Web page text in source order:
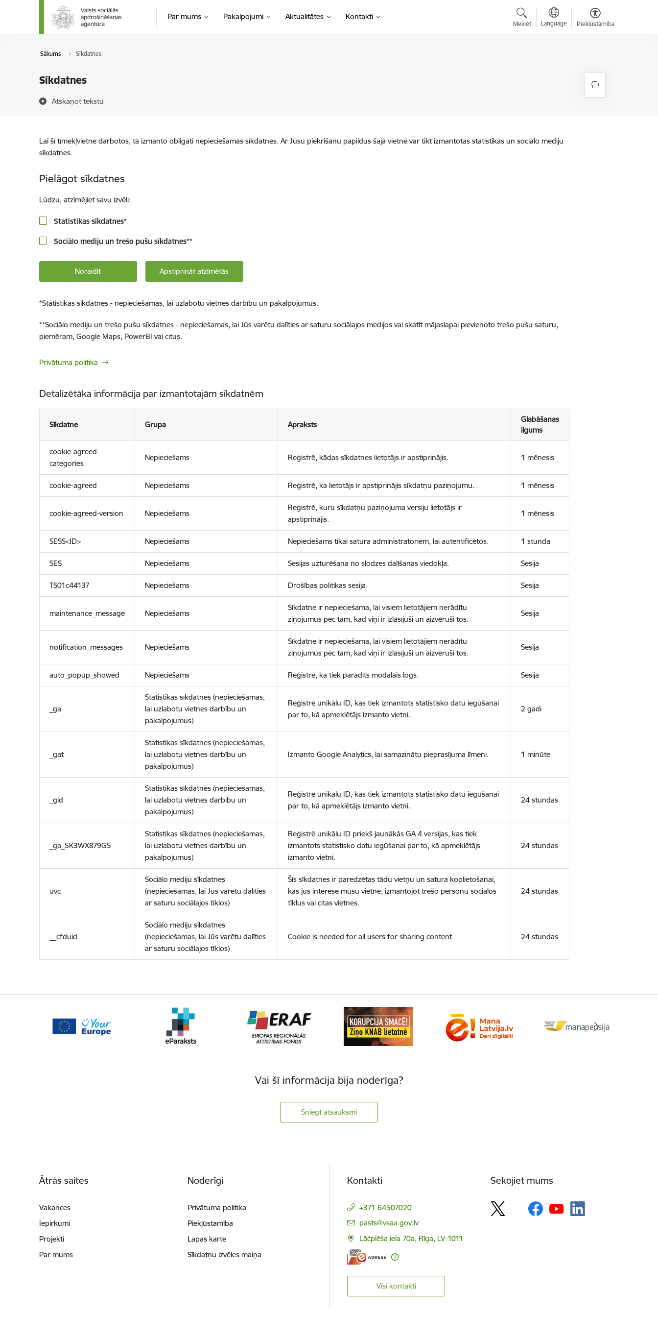
Pāriet uz lapas saturu
Par mums Pakalpojumi Aktualitātes Kontakti
Meklēt Language Piekļūstamība
Sākums Sīkdatnes
Sīkdatnes
Atskaņot tekstu
Lai šī tīmekļvietne darbotos, tā izmanto obligāti nepieciešamās sīkdatnes. Ar Jūsu piekrišanu papildus šajā vietnē var tikt izmantotas statistikas un sociālo mediju
sīkdatnes.
Pielāgot sīkdatnes
Lūdzu, atzīmējiet savu izvēli:
Statistikas sīkdatnes*
Sociālo mediju un trešo pušu sīkdatnes**
Noraidīt Apstiprināt atzīmētās
*Statistikas sīkdatnes - nepieciešamas, lai uzlabotu vietnes darbību un pakalpojumus.
**Sociālo mediju un trešo pušu sīkdatnes - nepieciešamas, lai Jūs varētu dalīties ar saturu sociālajos medijos vai skatīt mājaslapai pievienoto trešo pušu saturu,
piemēram, Google Maps, PowerBI vai citus.
Privātuma politika
Detalizētāka informācija par izmantotajām sīkdatnēm
Sīkdatne Grupa Apraksts
Glabāšanas
ilgums
cookie-agreed-
categories
Nepieciešams Reģistrē, kādas sīkdatnes lietotājs ir apstiprinājis. 1 mēnesis
cookie-agreed Nepieciešams Reģistrē, ka lietotājs ir apstiprinājis sīkdatņu paziņojumu. 1 mēnesis
cookie-agreed-version Nepieciešams
Reģistrē, kuru sīkdatņu paziņojuma versiju lietotājs ir
apstiprinājis.
1 mēnesis
SESS<ID> Nepieciešams Nepieciešams tikai satura administratoriem, lai autentificētos. 1 stunda
SES Nepieciešams Sesijas uzturēšana no slodzes dalīšanas viedokļa. Sesija
TS01c44137 Nepieciešams Drošības politikas sesija. Sesija
maintenance_message Nepieciešams
Sīkdatne ir nepieciešama, lai visiem lietotājiem nerādītu
ziņojumus pēc tam, kad viņi ir izlasījuši un aizvēruši tos.
Sesija
notification_messages Nepieciešams
Sīkdatne ir nepieciešama, lai visiem lietotājiem nerādītu
ziņojumus pēc tam, kad viņi ir izlasījuši un aizvēruši tos.
Sesija
auto_popup_showed Nepieciešams Reģistrē, ka tiek parādīts modālais logs. Sesija
_ga
Statistikas sīkdatnes (nepieciešamas,
lai uzlabotu vietnes darbību un
pakalpojumus)
Reģistrē unikālu ID, kas tiek izmantots statistisko datu iegūšanai
par to, kā apmeklētājs izmanto vietni.
2 gadi
_gat
Statistikas sīkdatnes (nepieciešamas,
lai uzlabotu vietnes darbību un
pakalpojumus)
Izmanto Google Analytics, lai samazinātu pieprasījuma līmeni. 1 minūte
_gid
Statistikas sīkdatnes (nepieciešamas,
lai uzlabotu vietnes darbību un
pakalpojumus)
Reģistrē unikālu ID, kas tiek izmantots statistisko datu iegūšanai
par to, kā apmeklētājs izmanto vietni.
24 stundas
_ga_5K3WX879G5
Statistikas sīkdatnes (nepieciešamas,
lai uzlabotu vietnes darbību un
pakalpojumus)
Reģistrē unikālu ID priekš jaunākās GA 4 versijas, kas tiek
izmantots statistisko datu iegūšanai par to, kā apmeklētājs
izmanto vietni.
24 stundas
uvc
Sociālo mediju sīkdatnes
(nepieciešamas, lai Jūs varētu dalīties
ar saturu sociālajos tīklos)
Šīs sīkdatnes ir paredzētas tādu vietņu un satura koplietošanai,
kas jūs interesē mūsu vietnē, izmantojot trešo personu sociālos
tīklus vai citas vietnes.
24 stundas
__cfduid
Sociālo mediju sīkdatnes
(nepieciešamas, lai Jūs varētu dalīties
ar saturu sociālajos tīklos)
Cookie is needed for all users for sharing content 24 stundas
Vai šī informācija bija noderīga?
Sniegt atsauksmi
Ātrās saites
Vakances
Iepirkumi
Projekti
Par mums
Noderīgi
Privātuma politika
Piekļūstamība
Lapas karte
Sīkdatņu izvēles maiņa
Kontakti
+371 64507020
E-pasts:
pasts@vsaa.gov.lv
Lāčplēša iela 70a, Rīga, LV-1011
Visi kontakti
Sekojiet mums